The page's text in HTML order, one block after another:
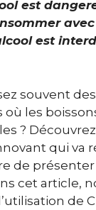
est
est
souvent
les
?
qui va
de présenter
cet article,
de